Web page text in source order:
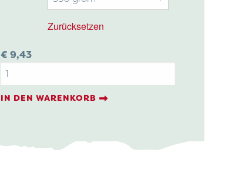
Zurücksetzen
€ 9,43
Truffel
Menge
IN DEN WARENKORB